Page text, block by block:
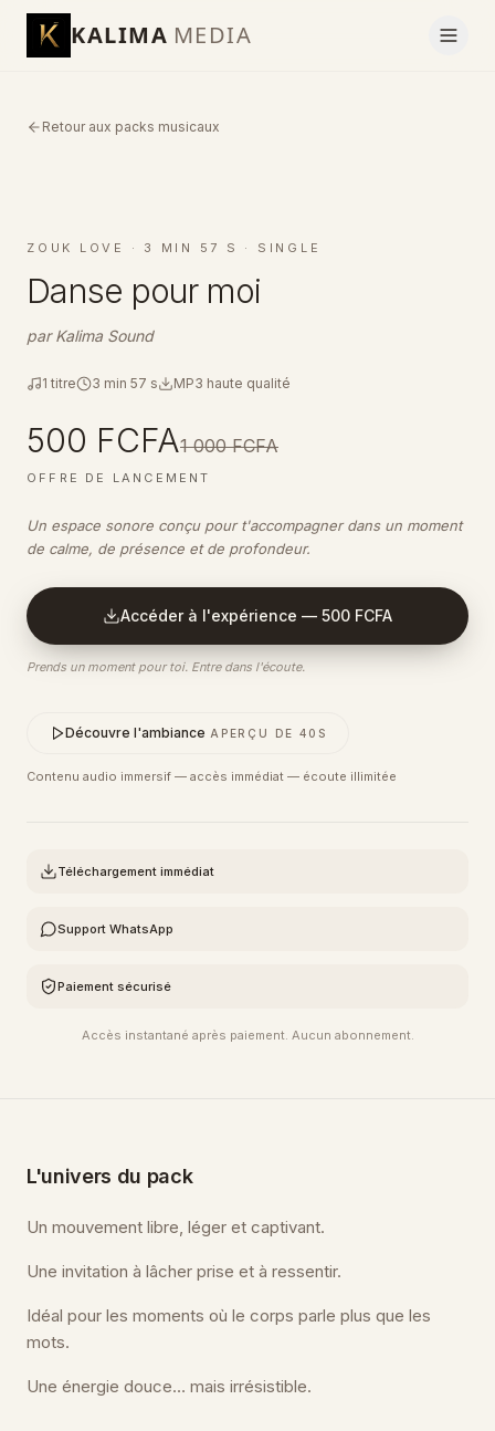
KALIMA MEDIA
Retour aux packs musicaux
ZOUK LOVE · 3 MIN 57 S · SINGLE
Danse pour moi
parKalima Sound
1 titre 3 min 57 s MP3 haute qualité
500 FCFA1 000 FCFA
OFFRE DE LANCEMENT
Un espace sonore conçu pour t'accompagner dans un moment
de calme, de présence et de profondeur.
Accéder à l'expérience — 500 FCFA
Prends un moment pour toi. Entre dans l'écoute.
Découvre l'ambiance APERÇU DE40 S
Contenu audio immersif — accès immédiat — écoute illimitée
Téléchargement immédiat
Support WhatsApp
Paiement sécurisé
Accès instantané après paiement. Aucun abonnement.
L'univers du pack
Un mouvement libre, léger et captivant.
Une invitation à lâcher prise et à ressentir.
Idéal pour les moments où le corps parle plus que les
mots.
Une énergie douce… mais irrésistible.